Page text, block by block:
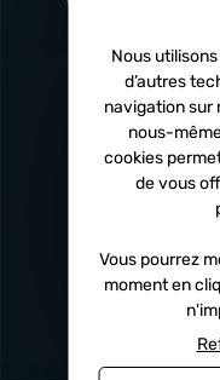
Livraison
rapide
Sous 24h à 48h
Satisfait
remboursé
Nous
d’autres
navigation sur
nous-
cookies
de vous
Vous pourrez
moment en